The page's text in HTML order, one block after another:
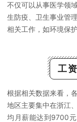
不仅可以从事医学领
生防疫、卫生事业管
相关工作，如环境保
工
根据相关数据来看，
地区主要集中在浙江
均月薪能达到9700